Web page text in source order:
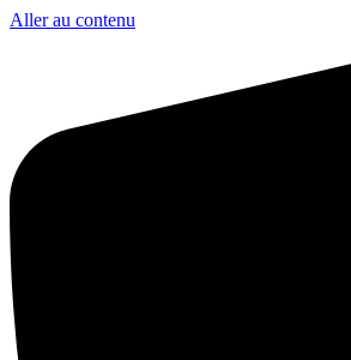
Aller au contenu